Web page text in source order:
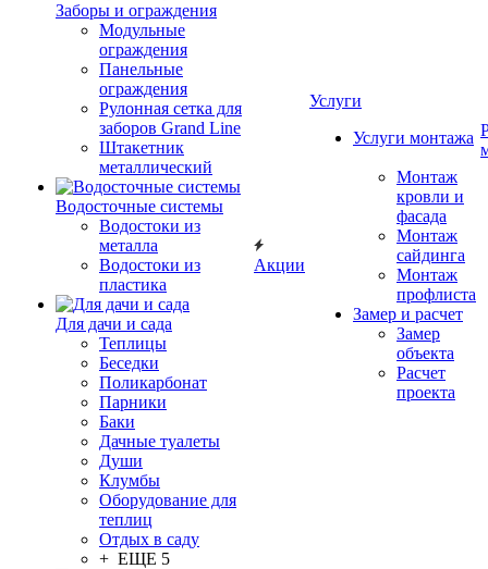
Заборы и ограждения
Модульные
ограждения
Панельные
ограждения
Рулонная сетка для
заборов Grand Line
Штакетник
металлический
Водосточные системы
Водостоки из
металла
Водостоки из
пластика
Для дачи и сада
Теплицы
Беседки
Поликарбонат
Парники
Баки
Дачные туалеты
Души
Клумбы
Оборудование для
теплиц
Отдых в саду
+ ЕЩЕ 5
Акции
Услуги
Услуги монтажа
Монтаж
кровли и
фасада
Монтаж
сайдинга
Монтаж
профлиста
Замер и расчет
Замер
объекта
Расчет
проекта